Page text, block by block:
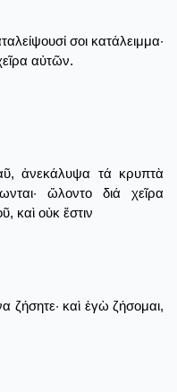
σοι κατάλειμμα·
αὐτῶν.
ἀνεκάλυψα τά κρυπτὰ
ὤλοντο διά χεῖρα
καὶ οὐκ ἔστιν
ζήσητε· καὶ ἐγὼ ζήσομαι,